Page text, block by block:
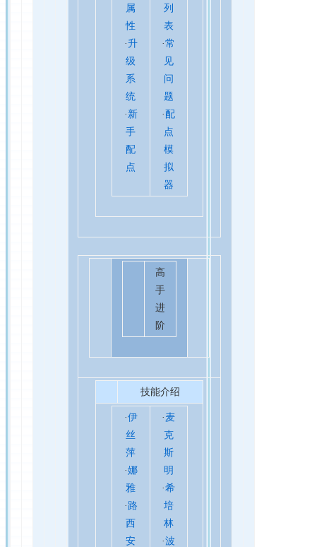
属
性
·升
级
系
统
· 新
手
配
点
列
表
·常
见
问
题
· 配
点
模
拟
器
高
手
进
阶
技能介绍
·伊
丝
萍
·娜
雅
· 路
西
安
· 麦
克
斯
明
·希
培
林
·波